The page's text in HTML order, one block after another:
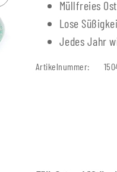
Müllfreies
Lose
Jedes Jahr
Artikelnummer: